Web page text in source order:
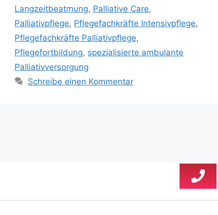
Langzeitbeatmung, Palliative Care,
Palliativpflege, Pflegefachkräfte Intensivpflege,
Pflegefachkräfte Palliativpflege,
Pflegefortbildung, spezialisierte ambulante
Palliativversorgung
Schreibe einen Kommentar